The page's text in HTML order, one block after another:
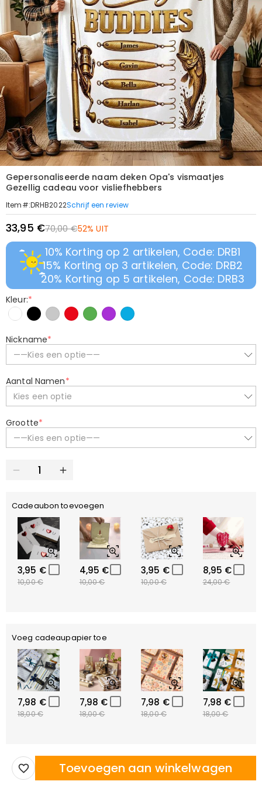
Gepersonaliseerde naam deken Opa's vismaatjes
Gezellig cadeau voor visliefhebbers
Item#:DRHB2022Schrijf een review
33,95 €70,00 €52% UIT
10% Korting op 2 artikelen, Code: DRB1
15% Korting op 3 artikelen, Code: DRB2
20% Korting op 5 artikelen, Code: DRB3
Kleur:*
Nickname*
——Kies een optie——
Aantal Namen*
Kies een optie
Grootte*
——Kies een optie——
Cadeaubon toevoegen
3,95 €
10,00 €
4,95 €
10,00 €
3,95 €
10,00 €
8,95 €
24,00 €
Voeg cadeaupapier toe
7,98 €
18,00 €
7,98 €
18,00 €
7,98 €
18,00 €
7,98 €
18,00 €
Toevoegen aan winkelwagen